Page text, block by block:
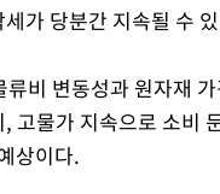
가 당분간 지속될 수
비 변동성과 원자재
고물가 지속으로 소비
상이다.